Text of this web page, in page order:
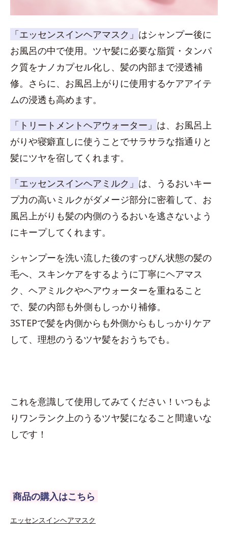
「エッセンスインヘアマスク」 はシャンプー後に
お風呂の中で使用。ツヤ髪に必要な脂質・タンパ
ク質をナノカプセル化し、髪の内部まで浸透補
修。さらに、お風呂上がりに使用するケアアイテ
ムの浸透も高めます。
「トリートメントヘアウォーター」 は、お風呂上
がりや寝癖直しに使うことでサラサラな指通りと
髪にツヤを宿してくれます。
「エッセンスインヘアミルク」 は、うるおいキー
プ力の高いミルクがダメージ部分に密着して、お
風呂上がりも髪の内側のうるおいを逃さないよう
にキープしてくれます。
シャンプーを洗い流した後のすっぴん状態の髪の
毛へ、スキンケアをするように丁寧にヘアマス
ク、ヘアミルクやヘアウォーターを重ねること
で、髪の内部も外側もしっかり補修。
3STEPで髪を内側からも外側からもしっかりケア
して、理想のうるツヤ髪をおうちでも。
これを意識して使用してみてください！いつもよ
りワンランク上のうるツヤ髪になること間違いな
しです！
商品の購入はこちら
エッセンスインヘアマスク